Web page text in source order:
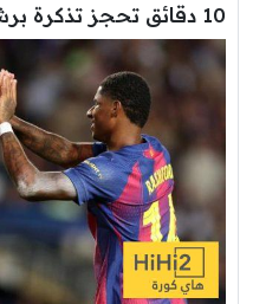
10 دقائق تحجز تذكرة برشلونة لنهائي الكأس !